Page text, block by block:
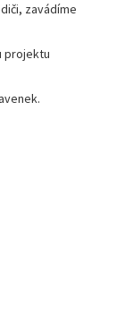
zavádíme
projektu